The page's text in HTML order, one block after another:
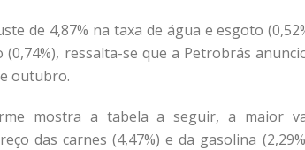
de 4,87% na taxa de água e esgoto
ressalta-se que a Petrobrás
outubro.
mostra a tabela a seguir, a maior
das carnes (4,47%) e da gasolina